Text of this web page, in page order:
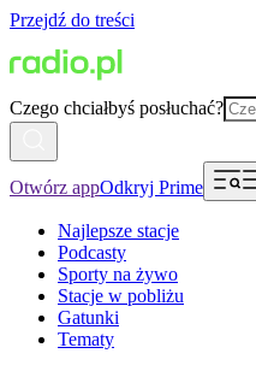
Przejdź do treści
Czego chciałbyś posłuchać?
Otwórz appOdkryj Prime
Najlepsze stacje
Podcasty
Sporty na żywo
Stacje w pobliżu
Gatunki
Tematy